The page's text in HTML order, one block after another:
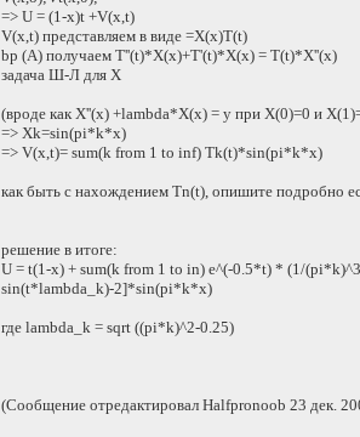
=> U = (1-x)t +V(x,t)
V(x,t) представляем в виде =X(x)T(t)
bp (А) получаем T''(t)*X(x)+T'(t)*X(x) = T(t)*X''(x)
задача Ш-Л для Х
(вроде как X''(x) +lambda*X(x) = y при X(0)=0 и
=> Xk=sin(pi*k*x)
=> V(x,t)= sum(k from 1 to inf) Tk(t)*sin(pi*k*x)
как быть с нахождением Tn(t), опишите подробно
решение в итоге:
U = t(1-х) + sum(k from 1 to in) e^(-0.5*t) * (1/
sin(t*lambda_k)-2]*sin(pi*k*x)
где lambda_k = sqrt ((pi*k)^2-0.25)
(Сообщение отредактировал Halfpronoob 23 дек.